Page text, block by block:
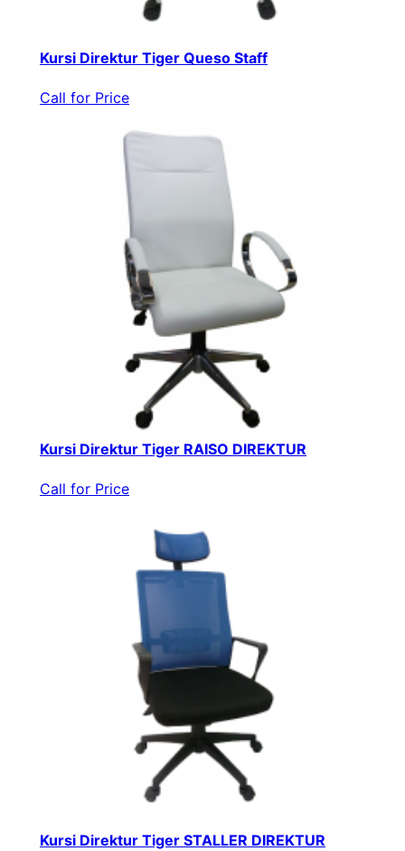
Kursi Direktur Tiger Queso Staff
Call for Price
Kursi Direktur Tiger RAISO DIREKTUR
Call for Price
Kursi Direktur Tiger STALLER DIREKTUR